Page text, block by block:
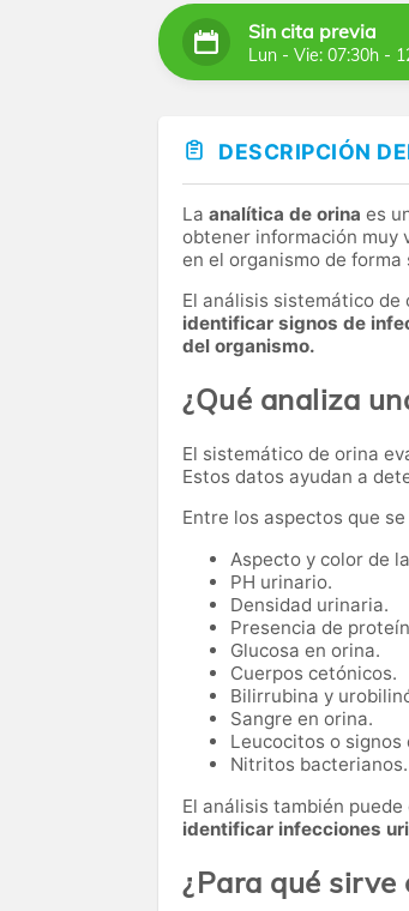
Sin cita previa
Lun - Vie: 07:30h -
DESCRIPCIÓN
La analítica de orina es
obtener información muy
en el organismo de forma
El análisis sistemático
identificar signos de
del organismo.
¿Qué analiza
El sistemático de orina
Estos datos ayudan a
Entre los aspectos que
Aspecto y color de
PH urinario.
Densidad urinaria.
Presencia de
Glucosa en orina.
Cuerpos cetónicos.
Bilirrubina y
Sangre en orina.
Leucocitos o signos
Nitritos bacterianos.
El análisis también
identificar infecciones
¿Para qué sirve